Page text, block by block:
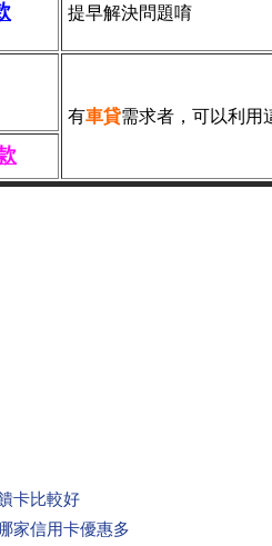
提早解決問題唷
有車貸需求者，可以利用
卡比較好
家信用卡優惠多